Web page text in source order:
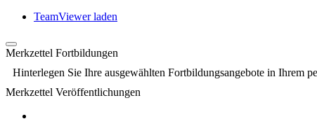
TeamViewer laden
Merkzettel Fortbildungen
Hinterlegen Sie Ihre ausgewählten Fortbildungsangebote in Ihrem
Merkzettel Veröffentlichungen